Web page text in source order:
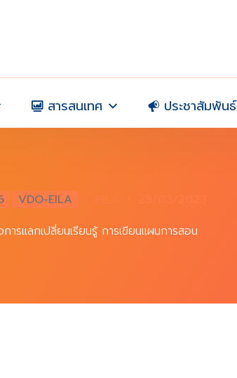
สารสนเทศ ประชาสัมพันธ์
VDO-EILA
การแลกเปลี่ยนเรียนรู้ การเขียนแผนการสอน